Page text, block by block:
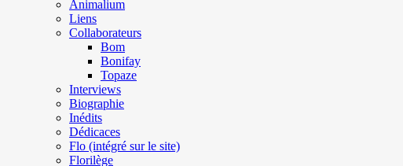
Animalium
Liens
Collaborateurs
Bom
Bonifay
Topaze
Interviews
Biographie
Inédits
Dédicaces
Flo (intégré sur le site)
Florilège